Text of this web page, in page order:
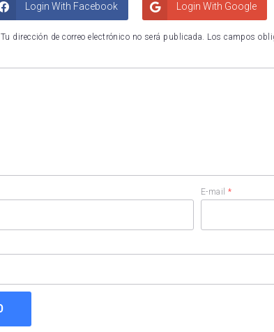
Login With Facebook Login With Google
Tu dirección de correo electrónico no será publicada. Los campos
E-mail*